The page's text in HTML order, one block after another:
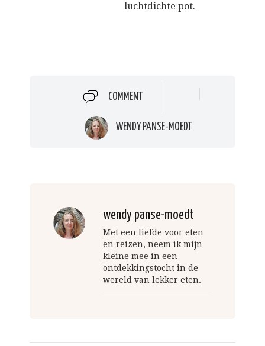
luchtdichte pot.
COMMENT
WENDY PANSE-MOEDT
wendy panse-moedt
Met een liefde voor eten
en reizen, neem ik mijn
kleine mee in een
ontdekkingstocht in de
wereld van lekker eten.